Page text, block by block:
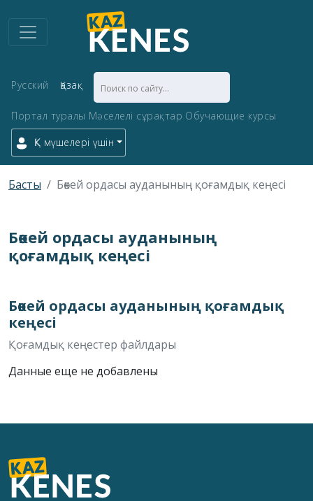
Русский Қазақ
Портал туралы Мәселелі сұрақтар Обучающие курсы
ҚК мүшелері үшін
Басты Бөкей ордасы ауданының қоғамдық кеңесі
Бөкей ордасы ауданының
қоғамдық кеңесі
Бөкей ордасы ауданының қоғамдық
кеңесі
Қоғамдық кеңестер файлдары
Данные еще не добавлены